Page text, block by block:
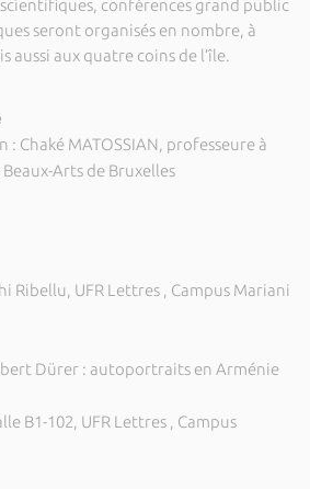
conférences grand public
seront organisés en nombre, à
aussi aux quatre coins de l’île.
: Chaké MATOSSIAN, professeure à
Beaux-Arts de Bruxelles
Ribellu, UFR Lettres , Campus Mariani
Dürer : autoportraits en Arménie
B1-102, UFR Lettres , Campus